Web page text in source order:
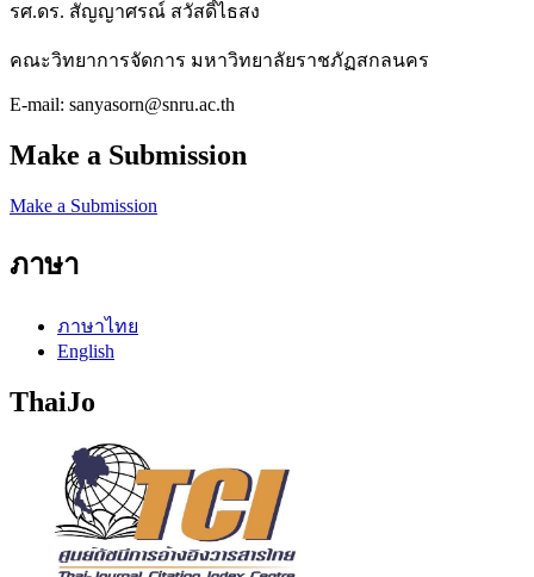
รศ.ดร. สัญญาศรณ์ สวัสดิ์ไธสง
คณะวิทยาการจัดการ มหาวิทยาลัยราชภัฏสกลนคร
E-mail: sanyasorn@snru.ac.th
Make a Submission
Make a Submission
ภาษา
ภาษาไทย
English
ThaiJo